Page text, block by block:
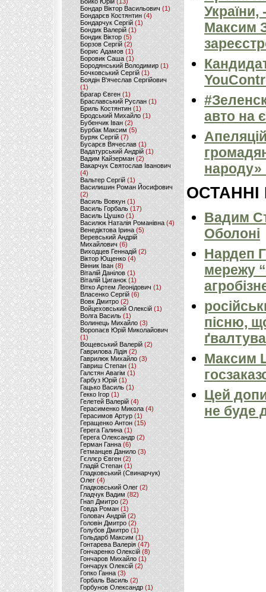
Бондар Віктор Васильович (1)
Бондарєв Костянтин (4)
Бондарчук Сергій(1)
Бондик Валерій (1)
Бондик Віктор(5)
Борзов Сергiй (2)
Борис Адамов(1)
Боровик Саша (1)
Бородянський Володимир (1)
Бочковський Сергій (1)
Боядін В'ячеслав Сергійович
(1)
Брагар Євген (1)
Браславський Руслан (1)
Бриль Костянтин (1)
Бродський Михайло (1)
Бубенчик Іван(2)
Бурбак Максим (5)
Буряк Сергій (7)
Бусарєв Вячеслав (1)
Вадатурський Андрій (1)
Вадим Кайзерман (2)
Вакарчук Святослав Іванович
(4)
Вальтер Сергій (1)
Василишин Роман Йосифович
(2)
Василь Вовкун (1)
Василь Горбаль (17)
Василь Цушко (1)
Василюк Наталія Романівна (4)
Венедіктова Ірина(5)
Веревський Андрій
Михайлович (6)
Виходцев Геннадій (2)
Віктор Ющенко (4)
Вінник Іван (8)
Віталій Данілов (1)
Віталій Циганок (1)
Вітко Артем Леонідович(1)
Власенко Сергій (6)
Вовк Дмитро(2)
Войцеховський Олексій(1)
Волга Василь (1)
Волинець Михайло (3)
Воропаєв Юрій Миколайович
(1)
Вощевський Валерій(2)
Гаврилова Лідія (2)
Гаврилюк Михайло (3)
Гавриш Степан (1)
Галстян Авагім (1)
Гарбуз Юрій (1)
Гацько Василь (1)
Гекко Ігор(1)
Гелетей Валерій (4)
Герасименко Микола (4)
Герасимов Артур (1)
Геращенко Антон(15)
Герега Галина (1)
Герега Олександр (2)
Герман Ганна (6)
Гетманцев Данило (3)
Гєллєр Євген (2)
Гладій Степан(1)
Гладковський (Свинарчук)
Олег (4)
Гладковський Олег (2)
Гладчук Вадим (82)
Гнап Дмитро (2)
Говда Роман(1)
Головач Андрій (2)
Головін Дмитро (2)
Голубов Дмитро (1)
Гольдарб Максим(1)
Гонтарева Валерія (47)
Гончаренко Олексій(8)
Гончаров Михайло (1)
Гончарук Олексій (2)
Гопко Ганна (3)
Горбаль Василь (2)
Горбунов Олександр (1)
Максим
авто на
народу»
ОСТАННІ
Вадим
Оболоні
Нардеп
мережу
пісню,
Максим
Цей
не буде